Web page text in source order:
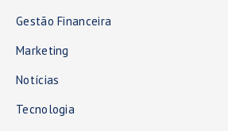
Gestão Financeira
Marketing
Notícias
Tecnologia